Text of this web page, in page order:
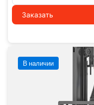
Заказать
В наличии